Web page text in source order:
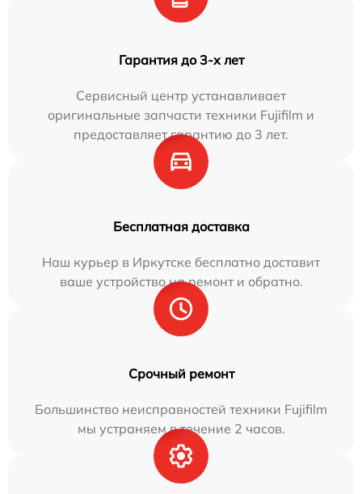
Гарантия до 3-х лет
Сервисный центр устанавливает
оригинальные запчасти техники Fujifilm и
предоставляет гарантию до 3 лет.
Бесплатная доставка
Наш курьер в Иркутске бесплатно доставит
ваше устройство на ремонт и обратно.
Срочный ремонт
Большинство неисправностей техники Fujifilm
мы устраняем в течение 2 часов.